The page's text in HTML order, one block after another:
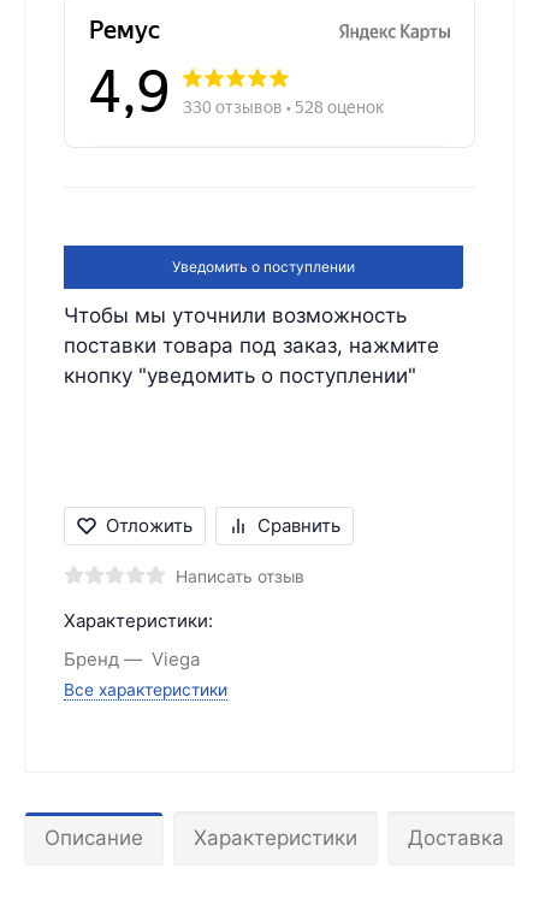
Уведомить о поступлении
Чтобы мы уточнили возможность
поставки товара под заказ, нажмите
кнопку "уведомить о поступлении"
Отложить Сравнить
Написать отзыв
Характеристики:
Бренд
Viega
Все характеристики
Описание Характеристики Доставка